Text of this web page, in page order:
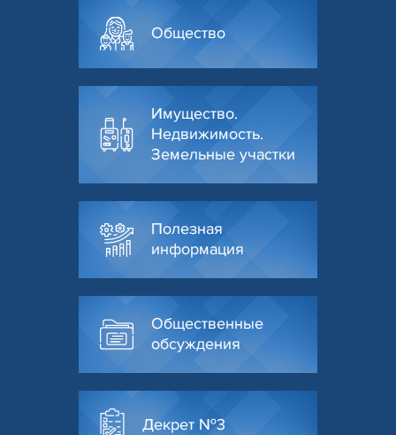
Общество
Имущество.
Недвижимость.
Земельные участки
Полезная
информация
Общественные
обсуждения
Декрет №3